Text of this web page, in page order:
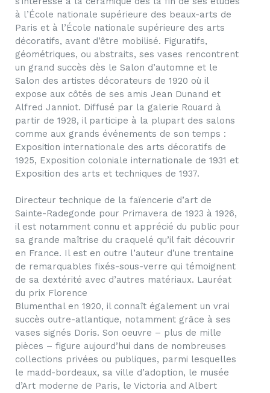
à l’École nationale supérieure des beaux-arts de
Paris et à l’École nationale supérieure des arts
décoratifs, avant d’être mobilisé. Figuratifs,
géométriques, ou abstraits, ses vases rencontrent
un grand succès dès le Salon d’automne et le
Salon des artistes décorateurs de 1920 où il
expose aux côtés de ses amis Jean Dunand et
Alfred Janniot. Diffusé par la galerie Rouard à
partir de 1928, il participe à la plupart des salons
comme aux grands événements de son temps :
Exposition internationale des arts décoratifs de
1925, Exposition coloniale internationale de 1931 et
Exposition des arts et techniques de 1937.
Directeur technique de la faïencerie d’art de
Sainte-Radegonde pour Primavera de 1923 à 1926,
il est notamment connu et apprécié du public pour
sa grande maîtrise du craquelé qu’il fait découvrir
en France. Il est en outre l’auteur d’une trentaine
de remarquables fixés-sous-verre qui témoignent
de sa dextérité avec d’autres matériaux. Lauréat
du prix Florence
Blumenthal en 1920, il connaît également un vrai
succès outre-atlantique, notamment grâce à ses
vases signés Doris. Son oeuvre – plus de mille
pièces – figure aujourd’hui dans de nombreuses
collections privées ou publiques, parmi lesquelles
le madd-bordeaux, sa ville d’adoption, le musée
d’Art moderne de Paris, le Victoria and Albert